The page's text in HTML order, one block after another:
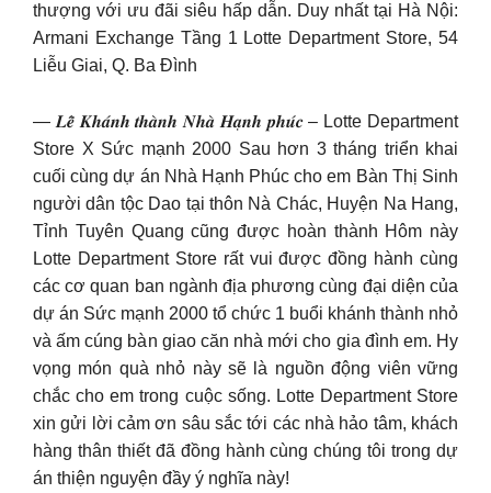
thượng với ưu đãi siêu hấp dẫn. Duy nhất tại Hà Nội:
Armani Exchange Tầng 1 Lotte Department Store, 54
Liễu Giai, Q. Ba Đình
— 𝑳𝒆̂̃ 𝑲𝒉𝒂́𝒏𝒉 𝒕𝒉𝒂̀𝒏𝒉 𝑵𝒉𝒂̀ 𝑯𝒂̣𝒏𝒉 𝒑𝒉𝒖́𝒄 – Lotte Department
Store X Sức mạnh 2000 Sau hơn 3 tháng triển khai
cuối cùng dự án Nhà Hạnh Phúc cho em Bàn Thị Sinh
người dân tộc Dao tại thôn Nà Chác, Huyện Na Hang,
Tỉnh Tuyên Quang cũng được hoàn thành Hôm này
Lotte Department Store rất vui được đồng hành cùng
các cơ quan ban ngành địa phương cùng đại diện của
dự án Sức mạnh 2000 tổ chức 1 buổi khánh thành nhỏ
và ấm cúng bàn giao căn nhà mới cho gia đình em. Hy
vọng món quà nhỏ này sẽ là nguồn động viên vững
chắc cho em trong cuộc sống. Lotte Department Store
xin gửi lời cảm ơn sâu sắc tới các nhà hảo tâm, khách
hàng thân thiết đã đồng hành cùng chúng tôi trong dự
án thiện nguyện đầy ý nghĩa này!